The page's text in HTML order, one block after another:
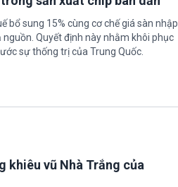
bổ sung 15% cùng cơ chế giá sàn nhập
Quyết định này nhằm khôi phục
sự thống trị của Trung Quốc.
khiêu vũ Nhà Trắng của